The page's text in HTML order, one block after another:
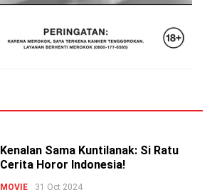
Kenalan Sama Kuntilanak: Si Ratu
Cerita Horor Indonesia!
MOVIE 31 Oct 2024